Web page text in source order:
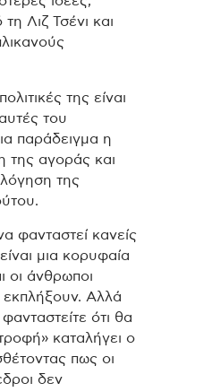
Λιζ Τσένι και
της είναι
του
παράδειγμα η
της αγοράς και
της
φανταστεί κανείς
μια κορυφαία
οι άνθρωποι
Αλλά
ότι θα
καταλήγει ο
πως οι
δεν